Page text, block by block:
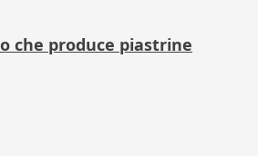
che produce piastrine